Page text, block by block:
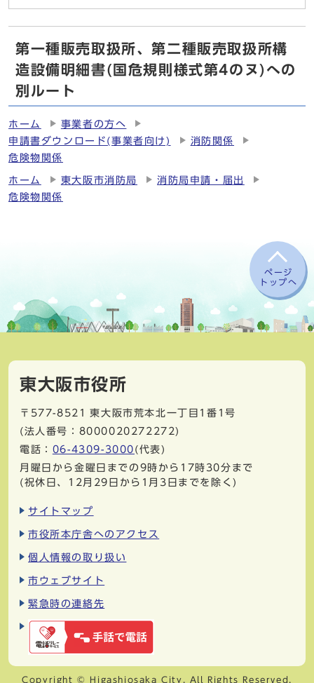
第一種販売取扱所、第二種販売取扱所構
造設備明細書(国危規則様式第4のヌ)への
別ルート
ホーム
事業者の方へ
申請書ダウンロード(事業者向け)
消防関係
危険物関係
ホーム 東大阪市消防局
消防局申請・届出
危険物関係
ページ
トップへ
東大阪市役所
〒577-8521
東大阪市荒本北一丁目1番1号
(法人番号：8000020272272)
電話： 06-4309-3000 (代表)
月曜日から金曜日までの9時から17時30分まで
(祝休日、12月29日から1月3日までを除く)
サイトマップ
市役所本庁舎へのアクセス
個人情報の取り扱い
市ウェブサイト
緊急時の連絡先
Copyright © Higashiosaka City. All Rights Reserved.